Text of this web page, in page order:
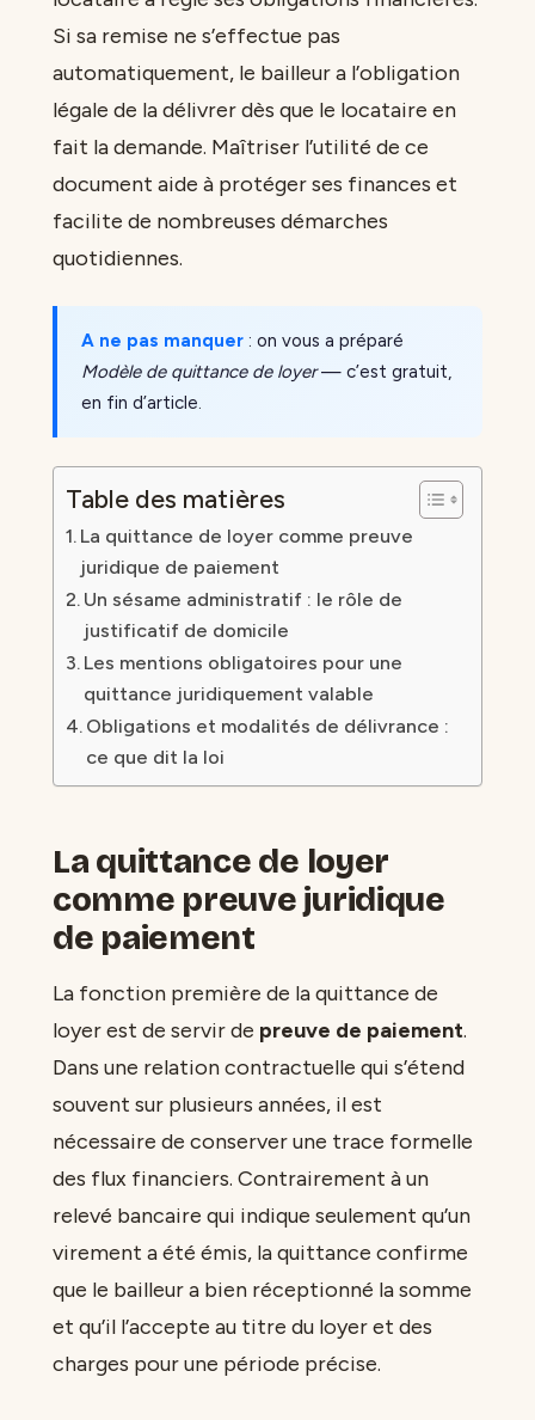
Si sa remise ne s’effectue pas
automatiquement, le bailleur a l’obligation
légale de la délivrer dès que le locataire en
fait la demande. Maîtriser l’utilité de ce
document aide à protéger ses finances et
facilite de nombreuses démarches
quotidiennes.
A ne pas manquer : on vous a préparé
Modèle de quittance de loyer— c’est gratuit,
en fin d’article.
Table des matières
La quittance de loyer comme preuve
juridique de paiement
Un sésame administratif : le rôle de
justificatif de domicile
Les mentions obligatoires pour une
quittance juridiquement valable
Obligations et modalités de délivrance :
ce que dit la loi
La quittance de loyer
comme preuve juridique
de paiement
La fonction première de la quittance de
loyer est de servir de preuve de paiement.
Dans une relation contractuelle qui s’étend
souvent sur plusieurs années, il est
nécessaire de conserver une trace formelle
des flux financiers. Contrairement à un
relevé bancaire qui indique seulement qu’un
virement a été émis, la quittance confirme
que le bailleur a bien réceptionné la somme
et qu’il l’accepte au titre du loyer et des
charges pour une période précise.